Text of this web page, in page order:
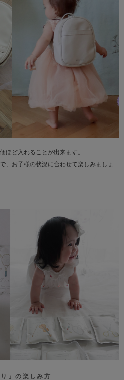
ほど入れることが出来ます。
、お子様の状況に合わせて楽しみましょ
り」の楽しみ方